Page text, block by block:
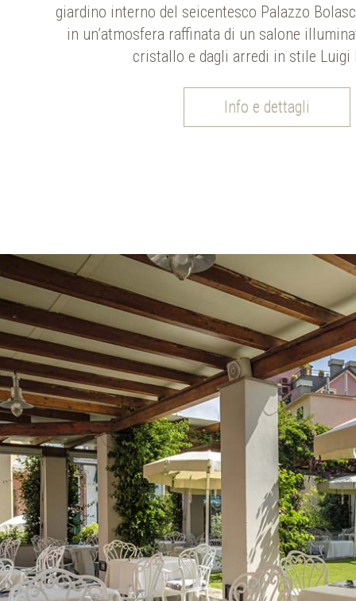
giardino interno del seicentesco Palazzo
in un’atmosfera raffinata di un salone
cristallo e dagli arredi in stile Luigi
Info e dettagli